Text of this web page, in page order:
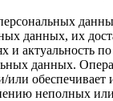
данных, их
и актуальность
данных.
обеспечивает
неполных